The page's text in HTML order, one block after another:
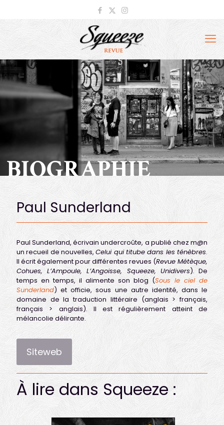
BIOGRAPHIE
Paul Sunderland
Paul Sunderland, écrivain undercroûte, a publié chez m@n
un recueil de nouvelles,Celui qui titube dans les ténèbres.
Il écrit également pour différentes revues (Revue Métèque,
Cohues, L’Ampoule, L’Angoisse, Squeeze, Unidivers). De
temps en temps, il alimente son blog (Sous le ciel de
Sunderland) et officie, sous une autre identité, dans le
domaine de la traduction littéraire (anglais > français,
français > anglais). Il est régulièrement atteint de
mélancolie délirante.
Siteweb
À lire dans Squeeze :